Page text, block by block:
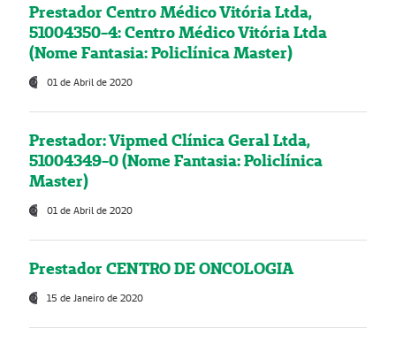
Prestador Centro Médico Vitória Ltda,
51004350-4: Centro Médico Vitória Ltda
(Nome Fantasia: Policlínica Master)
01 de Abril de 2020
Prestador: Vipmed Clínica Geral Ltda,
51004349-0 (Nome Fantasia: Policlínica
Master)
01 de Abril de 2020
Prestador CENTRO DE ONCOLOGIA
15 de Janeiro de 2020